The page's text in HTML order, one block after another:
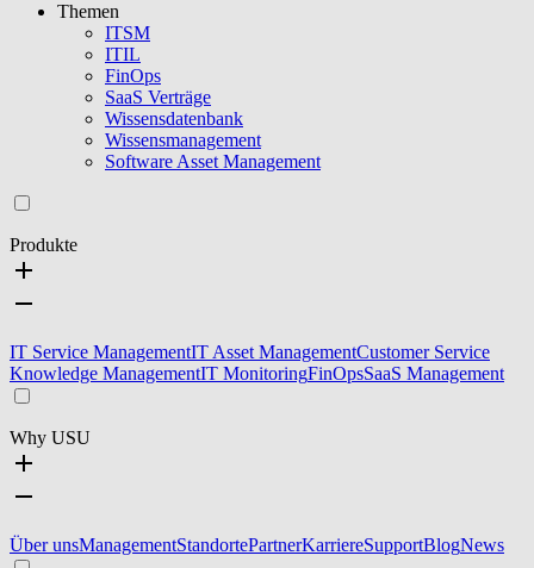
Themen
ITSM
ITIL
FinOps
SaaS Verträge
Wissensdatenbank
Wissensmanagement
Software Asset Management
Produkte
IT Service ManagementIT Asset ManagementCustomer Service
Knowledge ManagementIT MonitoringFinOpsSaaS Management
Why USU
Über unsManagementStandortePartnerKarriereSupportBlogNews